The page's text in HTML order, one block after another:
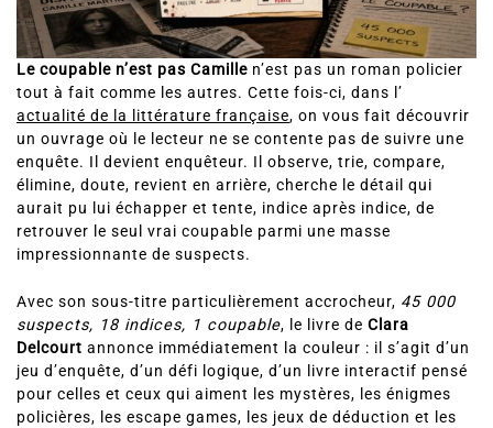
Le coupable n’est pas Camille n’est pas un roman policier
tout à fait comme les autres. Cette fois-ci, dans l’
actualité de la littérature française, on vous fait découvrir
un ouvrage où le lecteur ne se contente pas de suivre une
enquête. Il devient enquêteur. Il observe, trie, compare,
élimine, doute, revient en arrière, cherche le détail qui
aurait pu lui échapper et tente, indice après indice, de
retrouver le seul vrai coupable parmi une masse
impressionnante de suspects.
Avec son sous-titre particulièrement accrocheur, 45 000
suspects, 18 indices, 1 coupable, le livre de Clara
Delcourt annonce immédiatement la couleur : il s’agit d’un
jeu d’enquête, d’un défi logique, d’un livre interactif pensé
pour celles et ceux qui aiment les mystères, les énigmes
policières, les escape games, les jeux de déduction et les